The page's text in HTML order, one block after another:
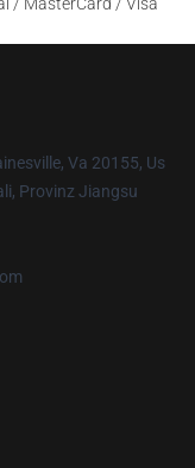
Va 20155, Us
Provinz Jiangsu